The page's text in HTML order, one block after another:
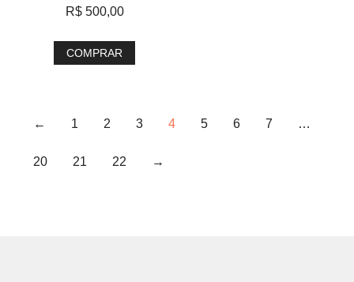
R$500,00
COMPRAR
← 1 2 3 4 5 6 7 …
20 21 22 →